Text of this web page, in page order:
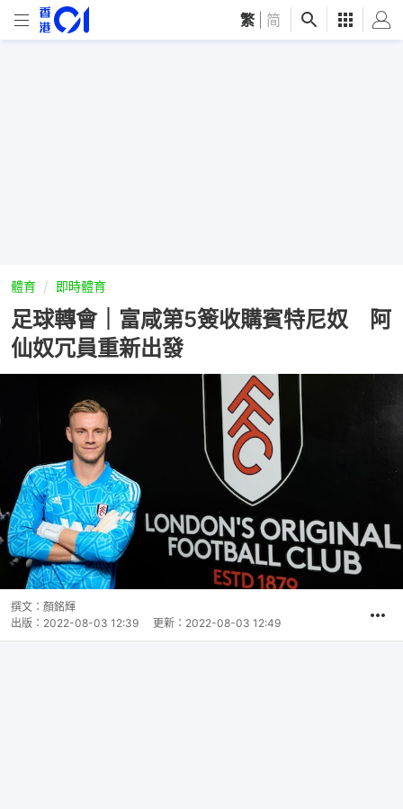
繁 简
體育 即時體育
足球轉會｜富咸第5簽收購賓特尼奴 阿
仙奴冗員重新出發
撰文： 顏銘輝
出版： 2022-08-03 12:39 更新： 2022-08-03 12:49